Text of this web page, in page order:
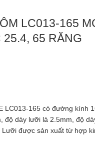
LC013-165
65 RĂNG
LC013-165 có đường kính
độ dày lưỡi là 2.5mm, độ
được sản xuất từ hợp